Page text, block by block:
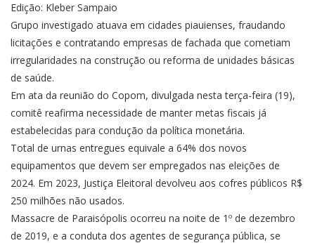
Edição: Kleber Sampaio
Grupo investigado atuava em cidades piauienses, fraudando
licitações e contratando empresas de fachada que cometiam
irregularidades na construção ou reforma de unidades básicas
de saúde.
Em ata da reunião do Copom, divulgada nesta terça-feira (19),
comitê reafirma necessidade de manter metas fiscais já
estabelecidas para condução da política monetária.
Total de urnas entregues equivale a 64% dos novos
equipamentos que devem ser empregados nas eleições de
2024. Em 2023, Justiça Eleitoral devolveu aos cofres públicos R$
250 milhões não usados.
Massacre de Paraisópolis ocorreu na noite de 1º de dezembro
de 2019, e a conduta dos agentes de segurança pública, se